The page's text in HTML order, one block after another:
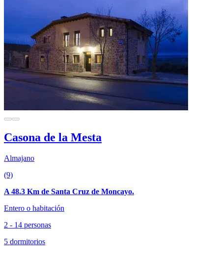
Casona de la Mesta
Almajano
(9)
A 48.3 Km de Santa Cruz de Moncayo.
Entero o habitación
2 - 14 personas
5 dormitorios